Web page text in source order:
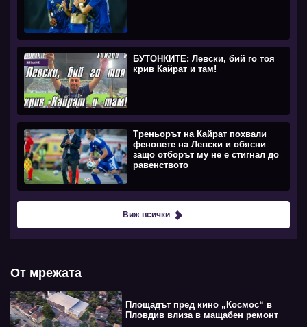
БУТОНКИТЕ: Левски, бий го тоя
крив Кайрат и там!
Треньорът на Кайрат похвали
феновете на Левски и обясни
защо отборът му не е стигнал до
равенството
Виж всички
От мрежата
Площадът пред кино „Космос“ в
Пловдив влиза в мащабен ремонт